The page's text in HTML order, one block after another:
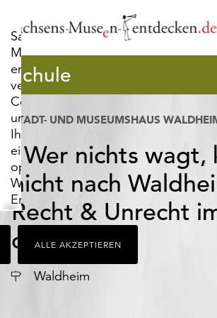
Sachsens-
Museen-
entdecken.de
verwendet
Cookies,
um
Ihnen
ein
optimales
Webseiten-
Erlebnis
zu
bieten.
Dazu
zählen
Cookies,
ALLE AKZEPTIEREN
Schule
STADT- UND MUSEUMSHAUS
„Wer nichts wagt,
nicht nach
Recht & Unrecht
der Zeit
Ort Waldheim